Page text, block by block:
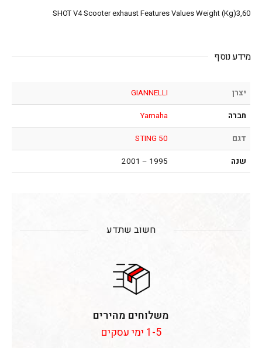
SHOT V4 Scooter exhaust Features Values Weight (Kg)3,60
מידע נוסף
יצרן
GIANNELLI
חברה
Yamaha
דגם
STING 50
שנה
1995 – 2001
חשוב שתדע
משלוחים מהירים
1-5 ימי עסקים